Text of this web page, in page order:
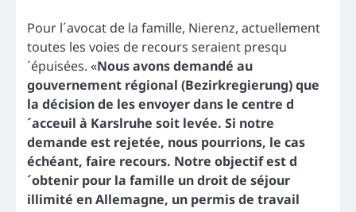
Pour l´avocat de la famille, Nierenz, actuellement
toutes les voies de recours seraient presqu
´épuisées. «Nous avons demandé au
gouvernement régional (Bezirkregierung) que
la décision de les envoyer dans le centre d
´acceuil à Karslruhe soit levée. Si notre
demande est rejetée, nous pourrions, le cas
échéant, faire recours. Notre objectif est d
´obtenir pour la famille un droit de séjour
illimité en Allemagne, un permis de travail